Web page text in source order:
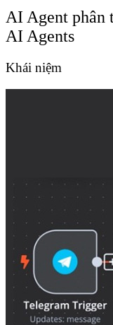
AI Agent phân
AI Agents
Khái niệm